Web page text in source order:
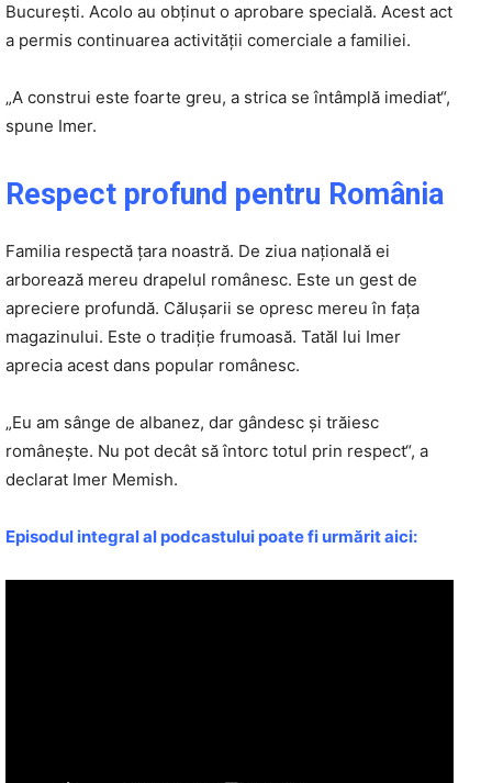
București. Acolo au obținut o aprobare specială. Acest act
a permis continuarea activității comerciale a familiei.
„A construi este foarte greu, a strica se întâmplă imediat“,
spune Imer.
Respect profund pentru România
Familia respectă țara noastră. De ziua națională ei
arborează mereu drapelul românesc. Este un gest de
apreciere profundă. Călușarii se opresc mereu în fața
magazinului. Este o tradiție frumoasă. Tatăl lui Imer
aprecia acest dans popular românesc.
„Eu am sânge de albanez, dar gândesc și trăiesc
românește. Nu pot decât să întorc totul prin respect“, a
declarat Imer Memish.
Episodul integral al podcastului poate fi urmărit aici: